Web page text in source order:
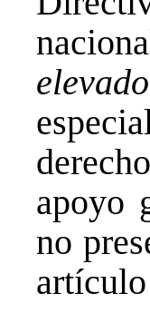
elevado
apoyo
no